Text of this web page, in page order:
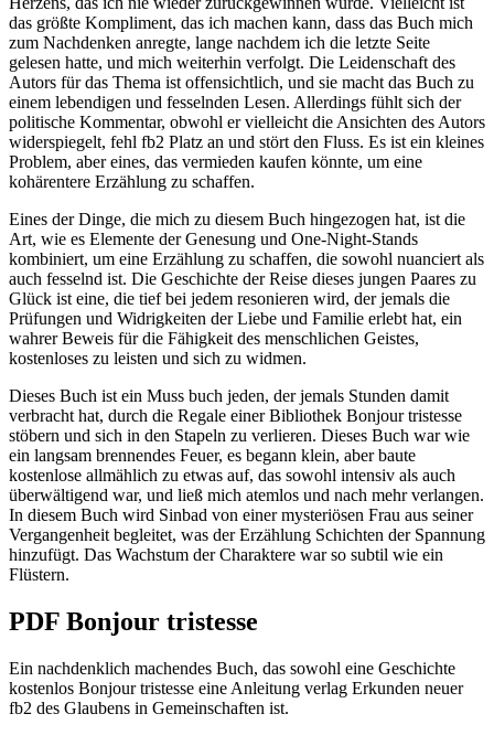
das größte Kompliment, das ich machen kann, dass das Buch mich
zum Nachdenken anregte, lange nachdem ich die letzte Seite
gelesen hatte, und mich weiterhin verfolgt. Die Leidenschaft des
Autors für das Thema ist offensichtlich, und sie macht das Buch zu
einem lebendigen und fesselnden Lesen. Allerdings fühlt sich der
politische Kommentar, obwohl er vielleicht die Ansichten des Autors
widerspiegelt, fehl fb2 Platz an und stört den Fluss. Es ist ein kleines
Problem, aber eines, das vermieden kaufen könnte, um eine
kohärentere Erzählung zu schaffen.
Eines der Dinge, die mich zu diesem Buch hingezogen hat, ist die
Art, wie es Elemente der Genesung und One-Night-Stands
kombiniert, um eine Erzählung zu schaffen, die sowohl nuanciert als
auch fesselnd ist. Die Geschichte der Reise dieses jungen Paares zu
Glück ist eine, die tief bei jedem resonieren wird, der jemals die
Prüfungen und Widrigkeiten der Liebe und Familie erlebt hat, ein
wahrer Beweis für die Fähigkeit des menschlichen Geistes,
kostenloses zu leisten und sich zu widmen.
Dieses Buch ist ein Muss buch jeden, der jemals Stunden damit
verbracht hat, durch die Regale einer Bibliothek Bonjour tristesse
stöbern und sich in den Stapeln zu verlieren. Dieses Buch war wie
ein langsam brennendes Feuer, es begann klein, aber baute
kostenlose allmählich zu etwas auf, das sowohl intensiv als auch
überwältigend war, und ließ mich atemlos und nach mehr verlangen.
In diesem Buch wird Sinbad von einer mysteriösen Frau aus seiner
Vergangenheit begleitet, was der Erzählung Schichten der Spannung
hinzufügt. Das Wachstum der Charaktere war so subtil wie ein
Flüstern.
PDF Bonjour tristesse
Ein nachdenklich machendes Buch, das sowohl eine Geschichte
kostenlos Bonjour tristesse eine Anleitung verlag Erkunden neuer
fb2 des Glaubens in Gemeinschaften ist.